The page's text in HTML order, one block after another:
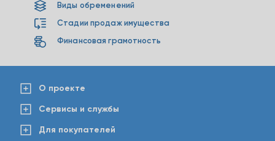
Виды обременений
Стадии продаж имущества
Финансовая грамотность
О проекте
Сервисы и службы
Для покупателей